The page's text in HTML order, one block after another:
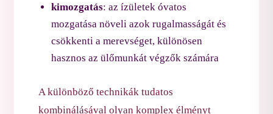
kimozgatás: az ízületek óvatos
mozgatása növeli azok rugalmasságát és
csökkenti a merevséget, különösen
hasznos az ülőmunkát végzők számára
A különböző technikák tudatos
kombinálásával olyan komplex élményt